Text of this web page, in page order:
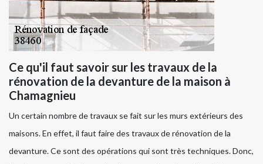
Ce qu'il faut savoir sur les travaux de la
rénovation de la devanture de la maison à
Chamagnieu
Un certain nombre de travaux se fait sur les murs extérieurs des
maisons. En effet, il faut faire des travaux de rénovation de la
devanture. Ce sont des opérations qui sont très techniques. Donc,